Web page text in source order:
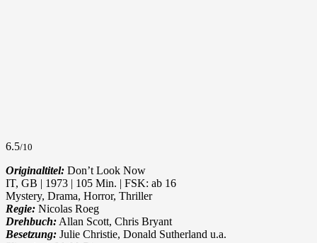
6.5/10
Originaltitel: Don’t Look Now
IT, GB | 1973 | 105 Min. | FSK: ab 16
Mystery, Drama, Horror, Thriller
Regie: Nicolas Roeg
Drehbuch: Allan Scott, Chris Bryant
Besetzung: Julie Christie, Donald Sutherland u.a.